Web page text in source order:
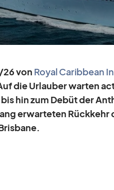
​26 von Royal Ca­rib­bean
die Ur­lau­ber war­ten
hin zum De­büt der
er­war­te­ten Rück­kehr